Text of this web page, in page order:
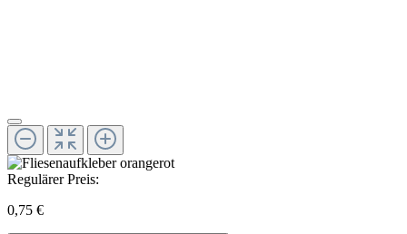
Regulärer Preis:
0,75 €